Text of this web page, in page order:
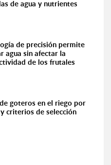
de agua y nutrientes
de precisión permite
agua sin afectar la
de los frutales
goteros en el riego por
criterios de selección